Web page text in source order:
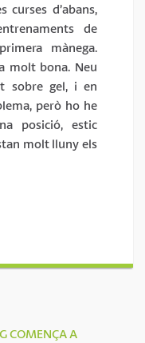
curses d’abans,
de
mànega.
molt bona. Neu
sobre gel, i en
però ho he
posició, estic
molt lluny els
COMENÇA A